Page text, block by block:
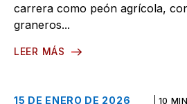
carrera como peón agrícola,
graneros...
LEER MÁS
15 DE ENERO DE 2026 10